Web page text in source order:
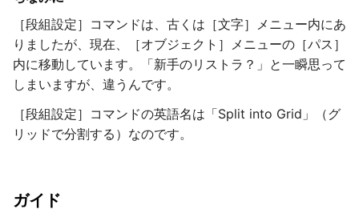
［段組設定］コマンドは、古くは［文字］メニュー内にあ
りましたが、現在、［オブジェクト］メニューの［パス］
内に移動しています。「新手のリストラ？」と一瞬思って
しまいますが、違うんです。
［段組設定］コマンドの英語名は「Split into Grid」（グ
リッドで分割する）なのです。
ガイド